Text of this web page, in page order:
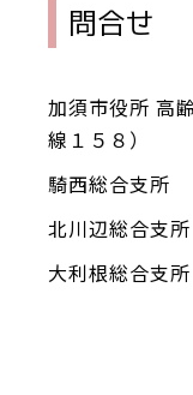
問合せ
加須市役所 高
線１５８）
騎西総合支所
北川辺総合支
大利根総合支